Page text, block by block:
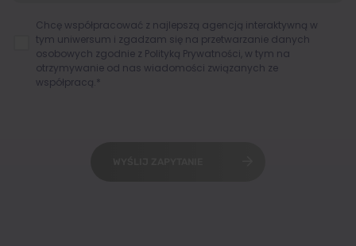
Chcę współpracować z najlepszą agencją interaktywną w
tym uniwersum i zgadzam się na przetwarzanie danych
osobowych zgodnie z Polityką Prywatności , w tym na
otrzymywanie od nas wiadomości związanych ze
współpracą.*